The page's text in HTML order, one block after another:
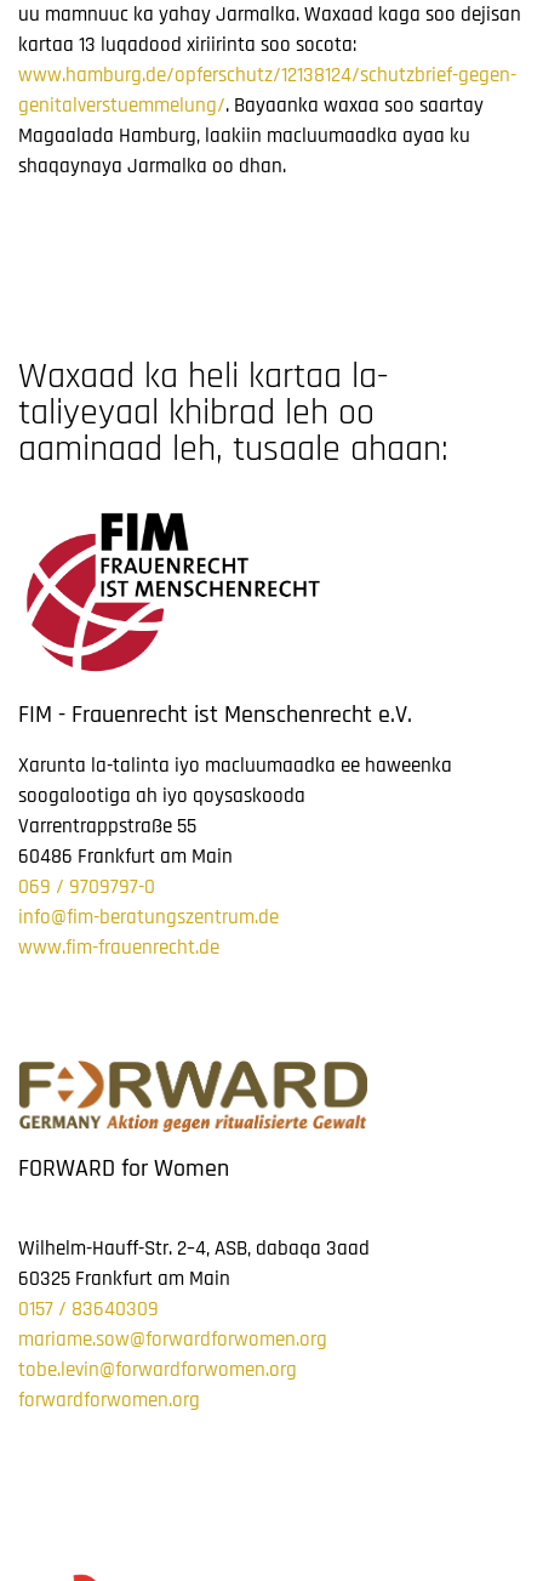
uu mamnuuc ka yahay Jarmalka. Waxaad kaga soo dejisan
kartaa 13 luqadood xiriirinta soo socota:
www.hamburg.de/opferschutz/12138124/schutzbrief-gegen-
genitalverstuemmelung/. Bayaanka waxaa soo saartay
Magaalada Hamburg, laakiin macluumaadka ayaa ku
shaqaynaya Jarmalka oo dhan.
Waxaad ka heli kartaa la-
taliyeyaal khibrad leh oo
aaminaad leh, tusaale ahaan:
FIM - Frauenrecht ist Menschenrecht e.V.
Xarunta la-talinta iyo macluumaadka ee haweenka
soogalootiga ah iyo qoysaskooda
Varrentrappstraße 55
60486 Frankfurt am Main
069 / 9709797-0
info@fim-beratungszentrum.de
www.fim-frauenrecht.de
FORWARD for Women
Wilhelm-Hauff-Str. 2–4, ASB, dabaqa 3aad
60325 Frankfurt am Main
0157 / 83640309
mariame.sow@forwardforwomen.org
tobe.levin@forwardforwomen.org
forwardforwomen.org